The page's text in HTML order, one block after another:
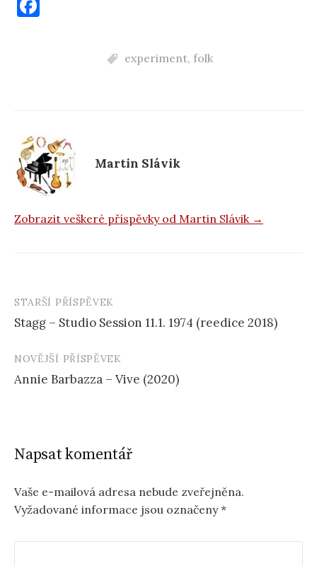
o
k
experiment, folk
Martin Slávik
Zobrazit veškeré příspěvky od Martin Slávik →
Navigace
příspěvku
STARŠÍ PŘÍSPĚVEK
Stagg – Studio Session 11.1. 1974 (reedice 2018)
NOVĚJŠÍ PŘÍSPĚVEK
Annie Barbazza – Vive (2020)
Napsat komentář
Vaše e-mailová adresa nebude zveřejněna.
Vyžadované informace jsou označeny*